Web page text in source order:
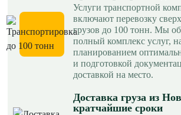
Услуги транспортной
включают перевозку
грузов до 100 тонн. Мы
полный комплекс услуг,
планированием
и подготовкой
доставкой на место.
Доставка груза из
кратчайшие сроки